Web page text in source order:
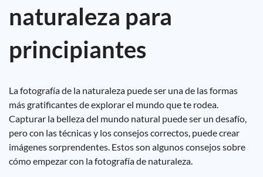
naturaleza para
principiantes
La fotografía de la naturaleza puede ser una de las formas
más gratificantes de explorar el mundo que te rodea.
Capturar la belleza del mundo natural puede ser un desafío,
pero con las técnicas y los consejos correctos, puede crear
imágenes sorprendentes. Estos son algunos consejos sobre
cómo empezar con la fotografía de naturaleza.